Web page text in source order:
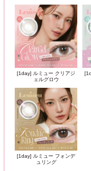
[1day] ルミュー クリアジ
ェルグロウ
[1day] ルミュー フォンデ
ュリング